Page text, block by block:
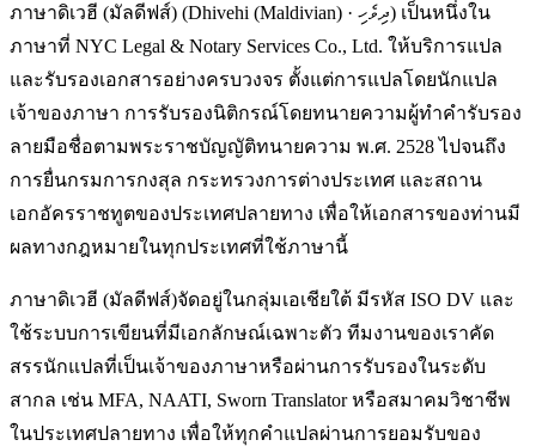
ภาษาดิเวฮี (มัลดีฟส์) (Dhivehi (Maldivian) · ދިވެހި) เป็นหนึ่งใน
ภาษาที่ NYC Legal & Notary Services Co., Ltd. ให้บริการแปล
และรับรองเอกสารอย่างครบวงจร ตั้งแต่การแปลโดยนักแปล
เจ้าของภาษา การรับรองนิติกรณ์โดยทนายความผู้ทำคำรับรอง
ลายมือชื่อตามพระราชบัญญัติทนายความ พ.ศ. 2528 ไปจนถึง
การยื่นกรมการกงสุล กระทรวงการต่างประเทศ และสถาน
เอกอัครราชทูตของประเทศปลายทาง เพื่อให้เอกสารของท่านมี
ผลทางกฎหมายในทุกประเทศที่ใช้ภาษานี้
ภาษาดิเวฮี (มัลดีฟส์)จัดอยู่ในกลุ่มเอเชียใต้ มีรหัส ISO DV และ
ใช้ระบบการเขียนที่มีเอกลักษณ์เฉพาะตัว ทีมงานของเราคัด
สรรนักแปลที่เป็นเจ้าของภาษาหรือผ่านการรับรองในระดับ
สากล เช่น MFA, NAATI, Sworn Translator หรือสมาคมวิชาชีพ
ในประเทศปลายทาง เพื่อให้ทุกคำแปลผ่านการยอมรับของ